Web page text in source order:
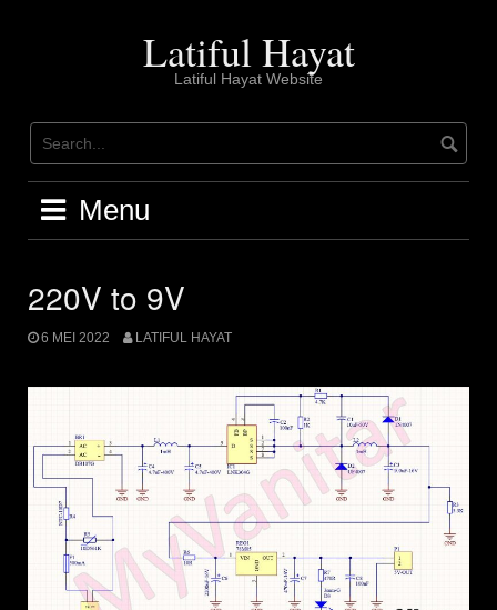
Latiful Hayat
Latiful Hayat Website
Menu
220V to 9V
6 MEI 2022 LATIFUL HAYAT